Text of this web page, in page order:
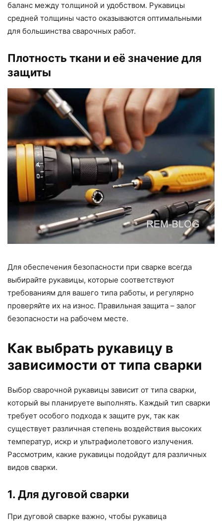
баланс между толщиной и удобством. Рукавицы
средней толщины часто оказываются оптимальными
для большинства сварочных работ.
Плотность ткани и её значение для
защиты
Для обеспечения безопасности при сварке всегда
выбирайте рукавицы, которые соответствуют
требованиям для вашего типа работы, и регулярно
проверяйте их на износ. Правильная защита – залог
безопасности на рабочем месте.
Как выбрать рукавицу в
зависимости от типа сварки
Выбор сварочной рукавицы зависит от типа сварки,
который вы планируете выполнять. Каждый тип сварки
требует особого подхода к защите рук, так как
существует различная степень воздействия высоких
температур, искр и ультрафиолетового излучения.
Рассмотрим, какие рукавицы подойдут для различных
видов сварки.
1. Для дуговой сварки
При дуговой сварке важно, чтобы рукавица